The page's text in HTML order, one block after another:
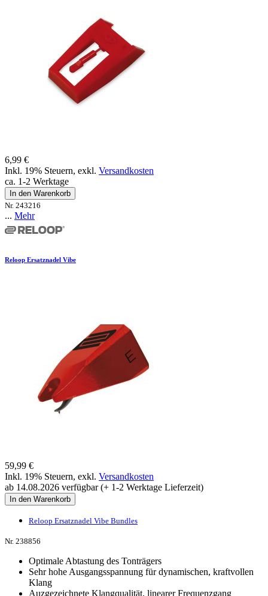
6,99 €
Inkl. 19% Steuern, exkl. Versandkosten
ca. 1-2 Werktage
In den Warenkorb
Nr. 243216
... Mehr
Reloop Ersatznadel Vibe
59,99 €
Inkl. 19% Steuern, exkl. Versandkosten
ab 14.08.2026 verfügbar (+ 1-2 Werktage Lieferzeit)
In den Warenkorb
Reloop Ersatznadel Vibe Bundles
Nr. 238856
Optimale Abtastung des Tonträgers
Sehr hohe Ausgangsspannung für dynamischen, kraftvollen
Klang
Auzgezeichnete Klangqualität, linearer Frequenzgang